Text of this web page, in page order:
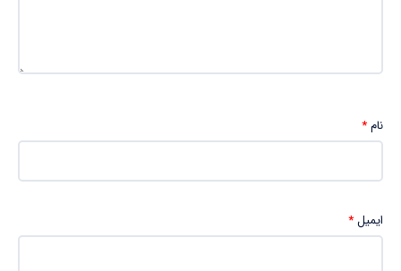
نام*
ایمیل*